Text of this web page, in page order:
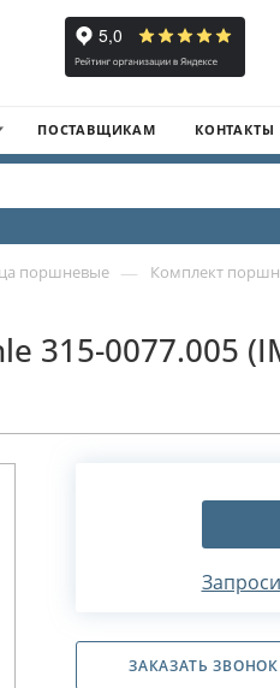
ПОСТАВЩИКАМ КОНТАКТЫ
поршневые — Комплект
315-0077.005
ЗАКАЗАТЬ ЗВОНОК